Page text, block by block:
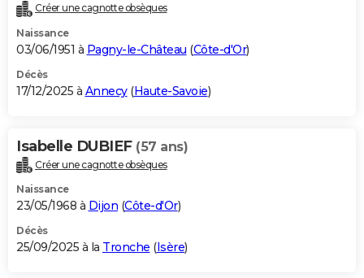
Créer une cagnotte obsèques
Naissance
03/06/1951 à Pagny-le-Château (Côte-d'Or)
Décès
17/12/2025 à Annecy(Haute-Savoie)
Isabelle DUBIEF (57 ans)
Créer une cagnotte obsèques
Naissance
23/05/1968 à Dijon (Côte-d'Or)
Décès
25/09/2025 à la Tronche (Isère)